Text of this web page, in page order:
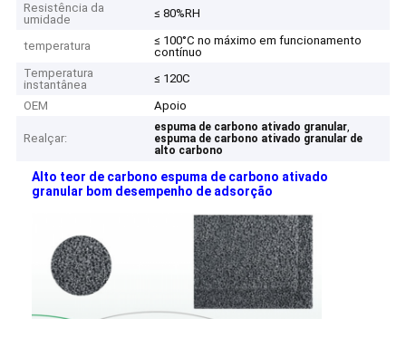
Resistência da
umidade
≤ 80%RH
temperatura
≤ 100°C no máximo em funcionamento
contínuo
Temperatura
instantânea
≤ 120C
OEM
Apoio
Realçar:
espuma de carbono ativado granular,
espuma de carbono ativado granular de
alto carbono
Alto teor de carbono espuma de carbono ativado
granular bom desempenho de adsorção